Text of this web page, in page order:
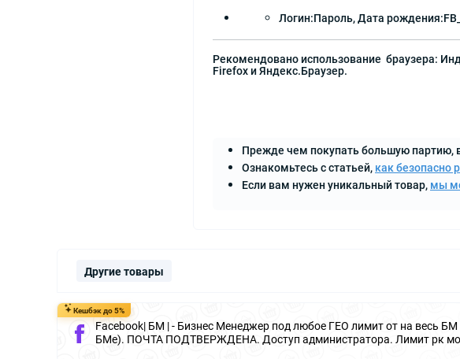
Логин:Пароль, Дата
Рекомендовано использование браузера:
Firefox и Яндекс.Браузер.
Прежде чем покупать большую партию,
Ознакомьтесь с статьей, как безопасно
Если вам нужен уникальный товар, мы
Другие товары
Кешбэк до 5%
Facebook| БМ | - Бизнес Менеджер под любое ГЕО лимит от на весь
БМе). ПОЧТА ПОДТВЕРЖДЕНА. Доступ администратора. Лимит рк